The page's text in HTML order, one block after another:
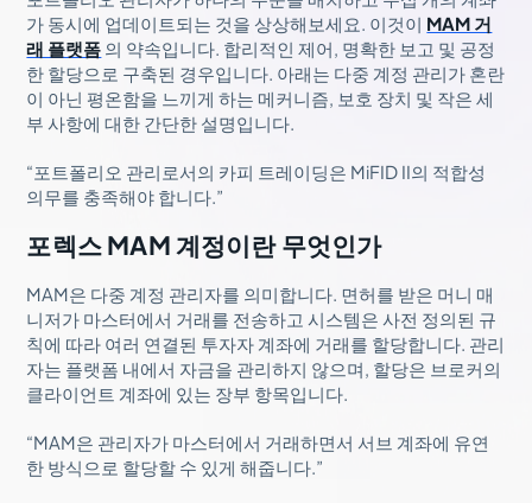
가 동시에 업데이트되는 것을 상상해보세요. 이것이 MAM 거
래 플랫폼 의 약속입니다. 합리적인 제어, 명확한 보고 및 공정
한 할당으로 구축된 경우입니다. 아래는 다중 계정 관리가 혼란
이 아닌 평온함을 느끼게 하는 메커니즘, 보호 장치 및 작은 세
부 사항에 대한 간단한 설명입니다.
“포트폴리오 관리로서의 카피 트레이딩은 MiFID II의 적합성
의무를 충족해야 합니다.”
포렉스 MAM 계정이란 무엇인가
MAM은 다중 계정 관리자를 의미합니다. 면허를 받은 머니 매
니저가 마스터에서 거래를 전송하고 시스템은 사전 정의된 규
칙에 따라 여러 연결된 투자자 계좌에 거래를 할당합니다. 관리
자는 플랫폼 내에서 자금을 관리하지 않으며, 할당은 브로커의
클라이언트 계좌에 있는 장부 항목입니다.
“MAM은 관리자가 마스터에서 거래하면서 서브 계좌에 유연
한 방식으로 할당할 수 있게 해줍니다.”